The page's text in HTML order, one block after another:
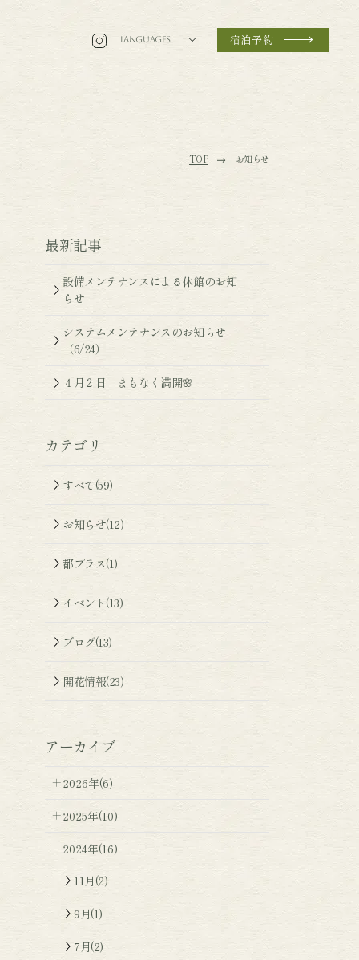
LANGUAGES 宿泊予約
TOP お知らせ
最新記事
設備メンテナンスによる休館のお知
らせ
システムメンテナンスのお知らせ
（6/24）
４月２日 まもなく満開🌸
カテゴリ
すべて(59)
お知らせ(12)
都プラス(1)
イベント(13)
ブログ(13)
開花情報(23)
アーカイブ
2026年(6)
2025年(10)
2024年(16)
11月(2)
9月(1)
7月(2)